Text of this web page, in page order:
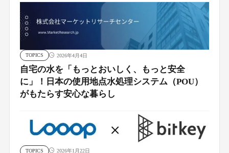
TOPICS 2026年4月4日
自宅の水を「もっとおいしく、もっと安全
に」！日本の使用地点水処理システム（POU）
がもたらす安心な暮らし
TOPICS 2026年1月22日